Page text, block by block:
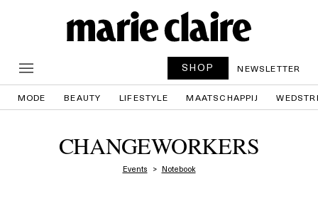
SHOP NEWSLETTER
MODE BEAUTY LIFESTYLE MAATSCHAPPIJ
CHANGEWORKERS
Events Notebook